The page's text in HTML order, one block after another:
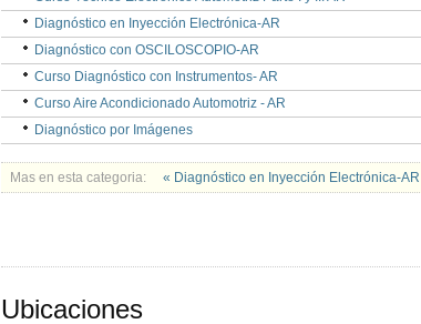
Diagnóstico en Inyección Electrónica-AR
Diagnóstico con OSCILOSCOPIO-AR
Curso Diagnóstico con Instrumentos- AR
Curso Aire Acondicionado Automotriz - AR
Diagnóstico por Imágenes
Mas en esta categoria: « Diagnóstico en Inyección Electrónica-AR
Ubicaciones